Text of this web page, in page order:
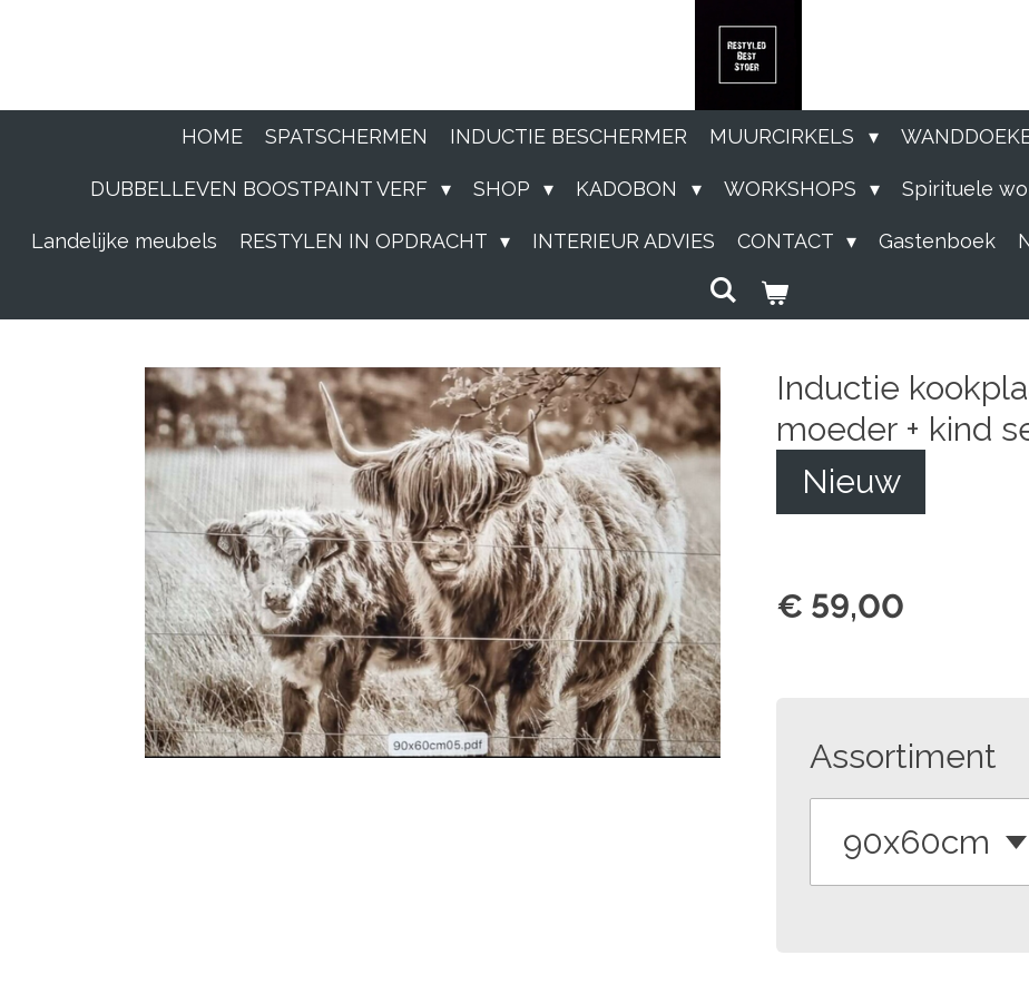
hoofdinhoud
HOME SPATSCHERMEN INDUCTIE BESCHERMER MUURCIRKELS
DUBBELLEVEN BOOSTPAINT VERF SHOP KADOBON WORKSHOPS Spirituele
Landelijke meubels RESTYLEN IN OPDRACHT INTERIEUR ADVIES CONTACT Gastenboek
Inductie
moeder + kind
Nieuw
€ 59,00
Assortiment